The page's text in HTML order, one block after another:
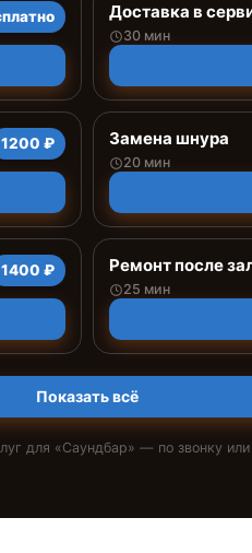
Доставка в
30 мин
1200 ₽ Замена шнура
20 мин
1400 ₽ Ремонт после
25 мин
Показать всё
для «Саундбар» — по звонку или